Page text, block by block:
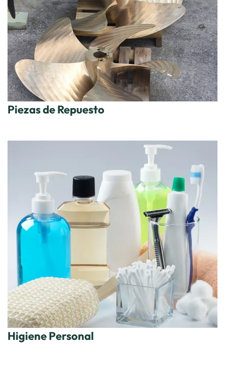
Piezas de Repuesto
Higiene Personal